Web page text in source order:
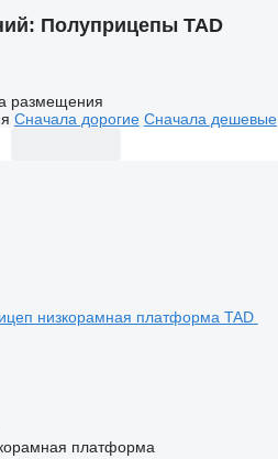
Полуприцепы TAD
размещения
Сначала дорогие Сначала дешевые
платформа